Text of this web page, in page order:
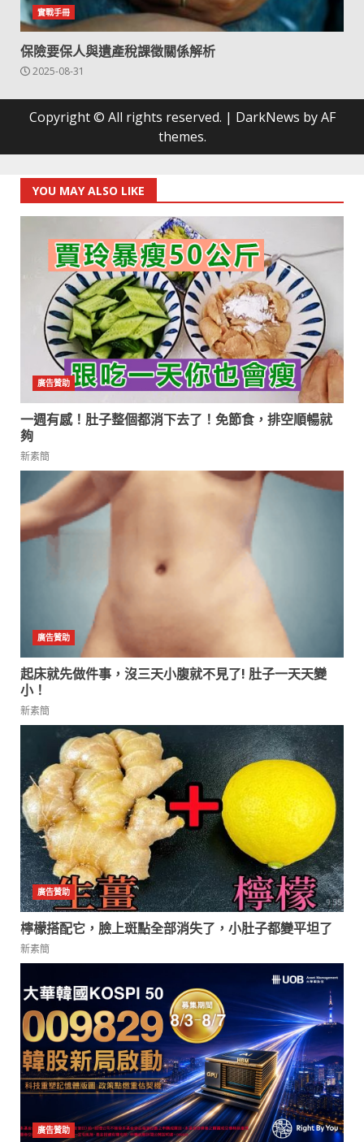
實戰手冊
保險要保人與遺產稅課徵關係解析
2025-08-31
Copyright © All rights reserved. | DarkNews by AF
themes.
YOU MAY ALSO LIKE
一週有感！肚子整個都消下去了！免節食，排空順暢就
夠
新素簡
起床就先做件事，沒三天小腹就不見了! 肚子一天天變
小！
新素簡
檸檬搭配它，臉上斑點全部消失了，小肚子都變平坦了
新素簡